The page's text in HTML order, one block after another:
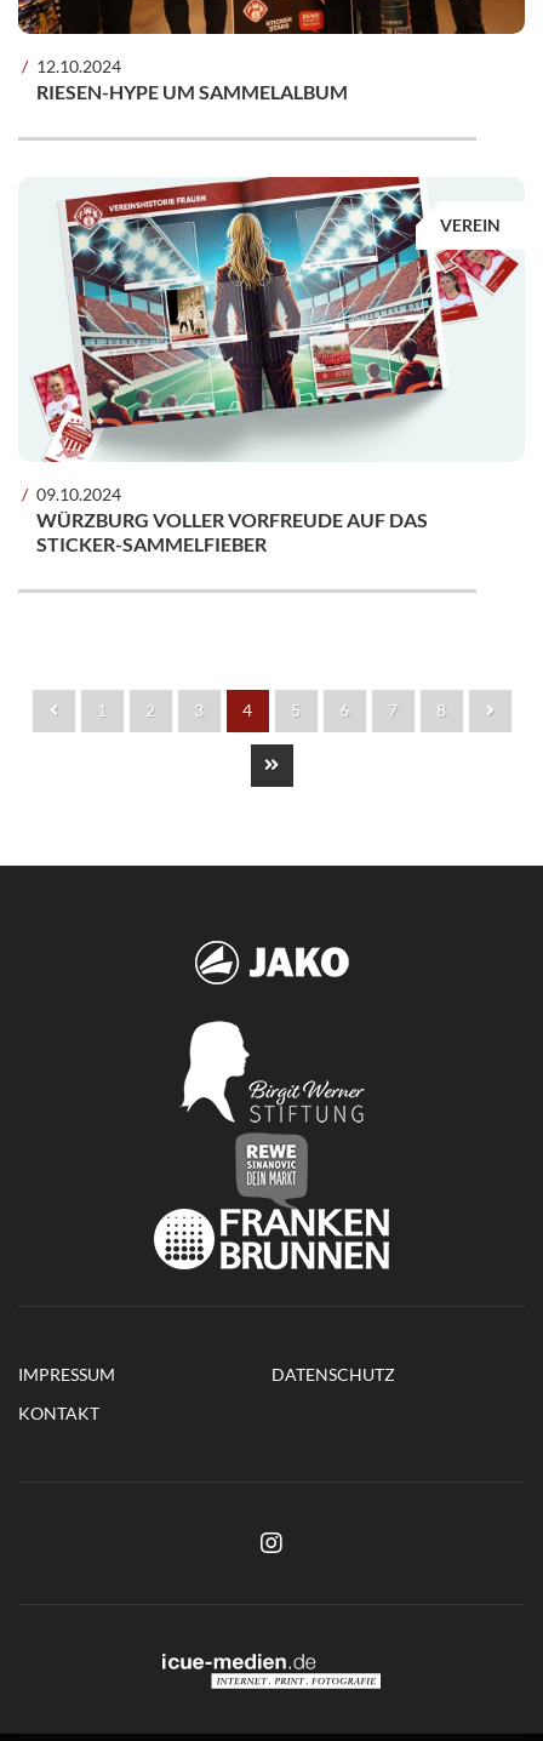
12.10.2024
RIESEN-HYPE UM SAMMELALBUM
VEREIN
09.10.2024
WÜRZBURG VOLLER VORFREUDE AUF DAS
STICKER-SAMMELFIEBER
1 2 3 4 5 6 7 8
IMPRESSUM
DATENSCHUTZ
KONTAKT